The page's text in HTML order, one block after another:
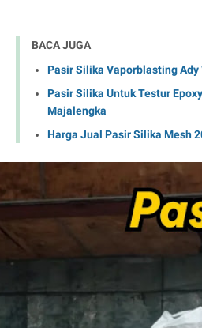
BACA JUGA
Pasir Silika Vaporblasting
Pasir Silika Untuk Testur
Majalengka
Harga Jual Pasir Silika Mesh